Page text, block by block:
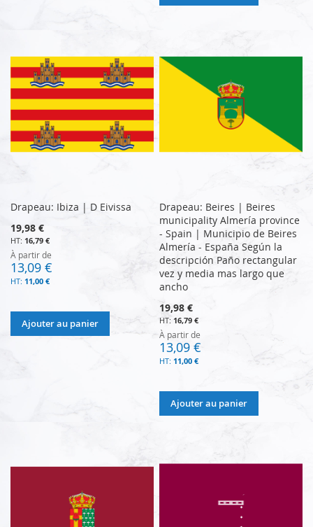
Drapeau: Ibiza | D Eivissa
19,98 €
16,79 €
À partir de
13,09 €
11,00 €
Ajouter au panier
Drapeau: Beires | Beires
municipality Almería province
- Spain | Municipio de Beires
Almería - España Según la
descripción Paño rectangular
vez y media mas largo que
ancho
19,98 €
16,79 €
À partir de
13,09 €
11,00 €
Ajouter au panier